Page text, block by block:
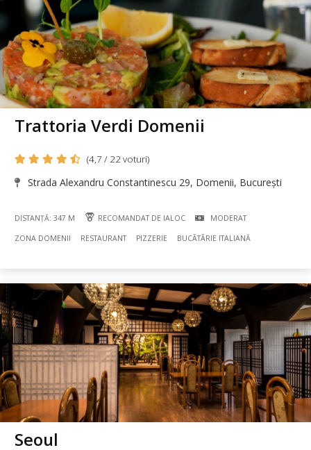
Trattoria Verdi Domenii
(4,7 / 22 voturi)
Strada Alexandru Constantinescu 29, Domenii, București
DISTANȚĂ: 347 M RECOMANDAT DE IALOC MODERAT
ZONA DOMENII RESTAURANT PIZZERIE BUCÃTÃRIE ITALIANĂ
Seoul